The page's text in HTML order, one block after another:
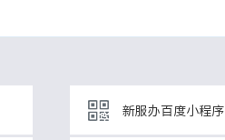
新服办百度小程序